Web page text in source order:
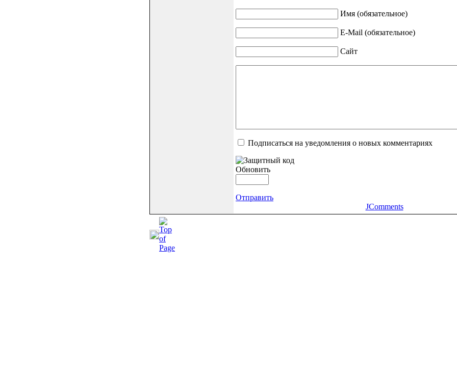
Имя (обязательное)
E-Mail (обязательное)
Сайт
Подписаться на уведомления о новых комментариях
Обновить
Отправить
JComments